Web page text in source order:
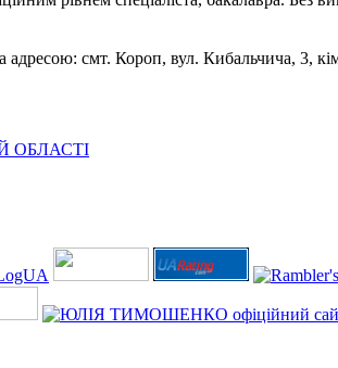
адресою: смт. Короп, вул. Кибальчича, 3,
ОБЛАСТІ